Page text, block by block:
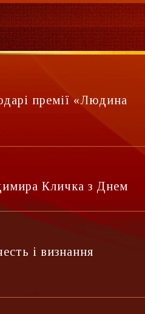
премії «Людина
Кличка з Днем
і визнання